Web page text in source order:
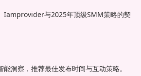
Iamprovider与2025年顶级SMM策略的契
洞察，推荐最佳发布时间与互动策略。